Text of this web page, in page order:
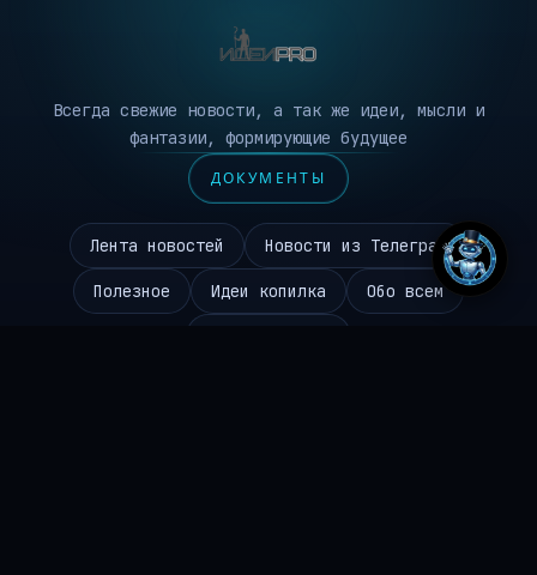
Всегда свежие новости, а так же идеи, мысли и
фантазии, формирующие будущее
ДОКУМЕНТЫ
Лента новостей Новости из Телеграм
Полезное Идеи копилка Обо всем